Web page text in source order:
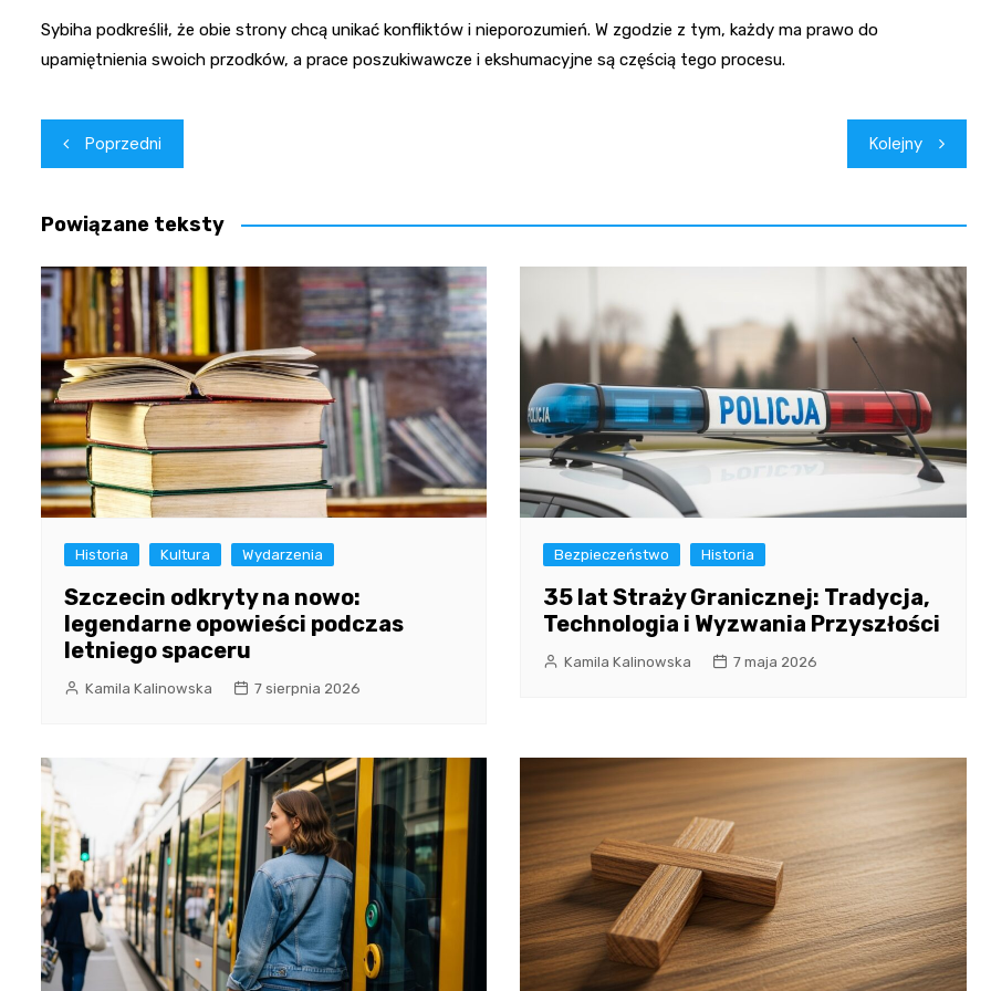
Sybiha podkreślił, że obie strony chcą unikać konfliktów i nieporozumień. W zgodzie z tym, każdy ma prawo do
upamiętnienia swoich przodków, a prace poszukiwawcze i ekshumacyjne są częścią tego procesu.
Nawigacja
wpisu
Poprzedni Kolejny
Powiązane teksty
Historia Kultura Wydarzenia
Szczecin odkryty na nowo:
legendarne opowieści podczas
letniego spaceru
Kamila Kalinowska 7 sierpnia 2026
Bezpieczeństwo Historia
35 lat Straży Granicznej: Tradycja,
Technologia i Wyzwania Przyszłości
Kamila Kalinowska 7 maja 2026